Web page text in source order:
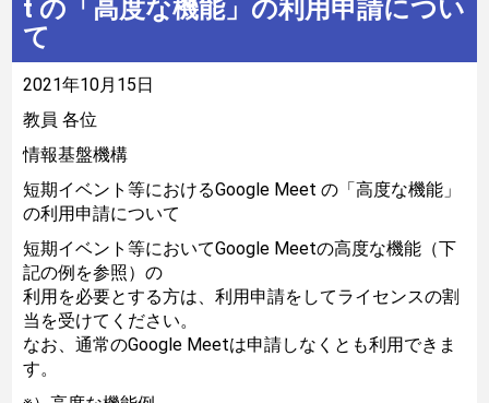
t の「高度な機能」の利用申請につい
て
2021年10月15日
教員 各位
情報基盤機構
短期イベント等におけるGoogle Meet の「高度な機能」
の利用申請について
短期イベント等においてGoogle Meetの高度な機能（下
記の例を参照）の
利用を必要とする方は、利用申請をしてライセンスの割
当を受けてください。
なお、通常のGoogle Meetは申請しなくとも利用できま
す。